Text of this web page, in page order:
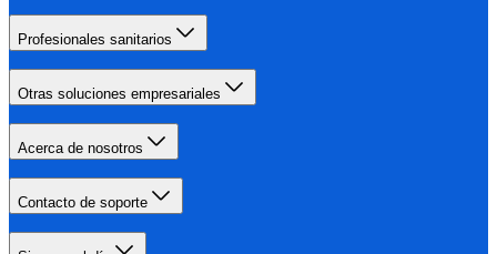
Profesionales sanitarios
Otras soluciones empresariales
Acerca de nosotros
Contacto de soporte